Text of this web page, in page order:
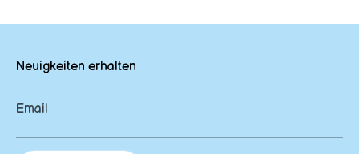
Neuigkeiten erhalten
Email